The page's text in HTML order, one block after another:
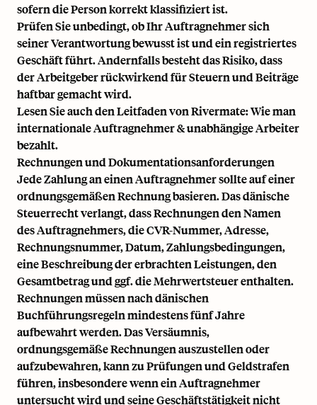
sofern die Person korrekt klassifiziert ist.
Prüfen Sie unbedingt, ob Ihr Auftragnehmer sich
seiner Verantwortung bewusst ist und ein registriertes
Geschäft führt. Andernfalls besteht das Risiko, dass
der Arbeitgeber rückwirkend für Steuern und Beiträge
haftbar gemacht wird.
Lesen Sie auch den Leitfaden von Rivermate:Wie man
internationale Auftragnehmer & unabhängige Arbeiter
bezahlt.
Rechnungen und Dokumentationsanforderungen
Jede Zahlung an einen Auftragnehmer sollte auf einer
ordnungsgemäßen Rechnung basieren. Das dänische
Steuerrecht verlangt, dass Rechnungen den Namen
des Auftragnehmers, die CVR-Nummer, Adresse,
Rechnungsnummer, Datum, Zahlungsbedingungen,
eine Beschreibung der erbrachten Leistungen, den
Gesamtbetrag und ggf. die Mehrwertsteuer enthalten.
Rechnungen müssen nach dänischen
Buchführungsregeln mindestens fünf Jahre
aufbewahrt werden. Das Versäumnis,
ordnungsgemäße Rechnungen auszustellen oder
aufzubewahren, kann zu Prüfungen und Geldstrafen
führen, insbesondere wenn ein Auftragnehmer
untersucht wird und seine Geschäftstätigkeit nicht